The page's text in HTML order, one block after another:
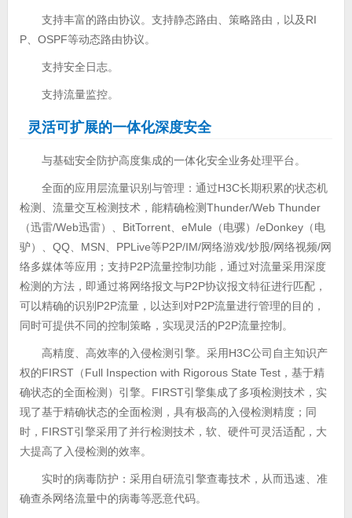
支持丰富的路由协议。支持静态路由、策略路由，以及RI
P、OSPF等动态路由协议。
支持安全日志。
支持流量监控。
灵活可扩展的一体化深度安全
与基础安全防护高度集成的一体化安全业务处理平台。
全面的应用层流量识别与管理：通过H3C长期积累的状态机
检测、流量交互检测技术，能精确检测Thunder/Web Thunder
（迅雷/Web迅雷）、BitTorrent、eMule（电骡）/eDonkey（电
驴）、QQ、MSN、PPLive等P2P/IM/网络游戏/炒股/网络视频/网
络多媒体等应用；支持P2P流量控制功能，通过对流量采用深度
检测的方法，即通过将网络报文与P2P协议报文特征进行匹配，
可以精确的识别P2P流量，以达到对P2P流量进行管理的目的，
同时可提供不同的控制策略，实现灵活的P2P流量控制。
高精度、高效率的入侵检测引擎。采用H3C公司自主知识产
权的FIRST（Full Inspection with Rigorous State Test，基于精
确状态的全面检测）引擎。FIRST引擎集成了多项检测技术，实
现了基于精确状态的全面检测，具有极高的入侵检测精度；同
时，FIRST引擎采用了并行检测技术，软、硬件可灵活适配，大
大提高了入侵检测的效率。
实时的病毒防护：采用自研流引擎查毒技术，从而迅速、准
确查杀网络流量中的病毒等恶意代码。